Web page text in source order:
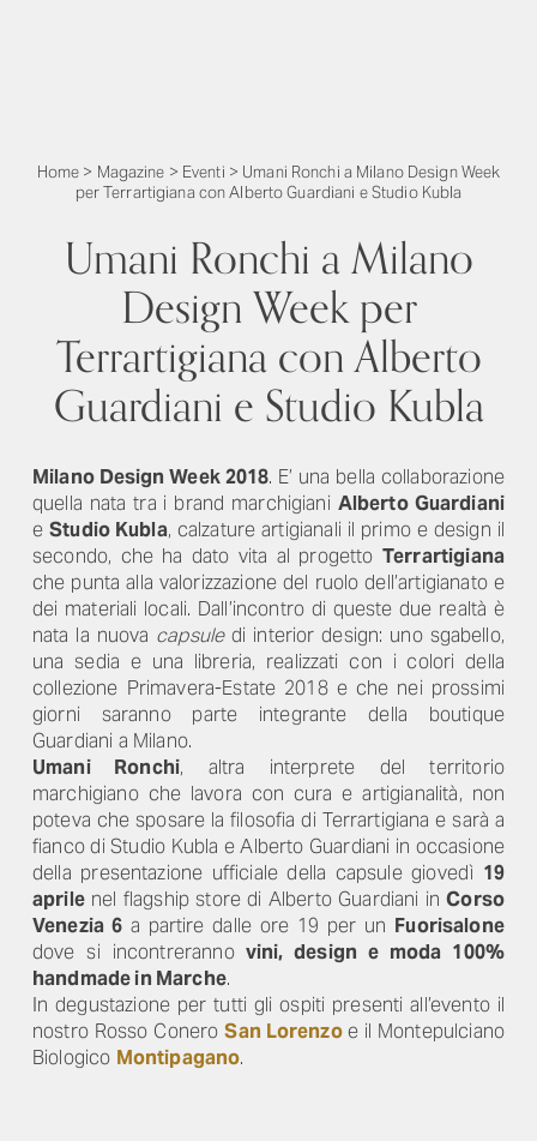
Home > Magazine > Eventi > Umani Ronchi a Milano Design Week
per Terrartigiana con Alberto Guardiani e Studio Kubla
Umani Ronchi a Milano
Design Week per
Terrartigiana con Alberto
Guardiani e Studio Kubla
Milano Design Week 2018. E’ una bella collaborazione
quella nata tra i brand marchigiani Alberto Guardiani
eStudio Kubla, calzature artigianali il primo e design il
secondo, che ha dato vita al progetto Terrartigiana
che punta alla valorizzazione del ruolo dell’artigianato e
dei materiali locali. Dall’incontro di queste due realtà è
nata la nuova capsuledi interior design: uno sgabello,
una sedia e una libreria, realizzati con i colori della
collezione Primavera-Estate 2018 e che nei prossimi
giorni saranno parte integrante della boutique
Guardiani a Milano.
Umani Ronchi, altra interprete del territorio
marchigiano che lavora con cura e artigianalità, non
poteva che sposare la filosofia di Terrartigiana e sarà a
fianco di Studio Kubla e Alberto Guardiani in occasione
della presentazione ufficiale della capsule giovedì 19
aprilenel flagship store di Alberto Guardiani inCorso
Venezia 6a partire dalle ore 19 per un Fuorisalone
dove si incontrerannovini, design e moda 100%
handmade in Marche.
In degustazione per tutti gli ospiti presenti all’evento il
nostro Rosso ConeroSan Lorenzoe il Montepulciano
Biologico Montipagano.